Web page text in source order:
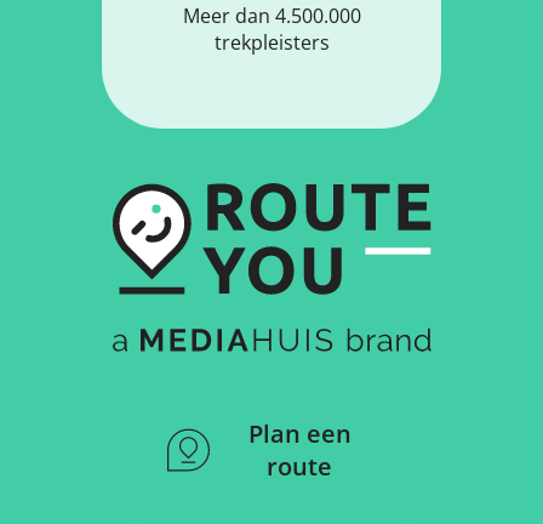
Meer dan 4.500.000
trekpleisters
Plan een
route